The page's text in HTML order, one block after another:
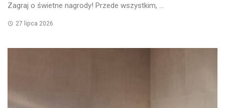
Zagraj o świetne nagrody! Przede wszystkim, ...
27 lipca 2026